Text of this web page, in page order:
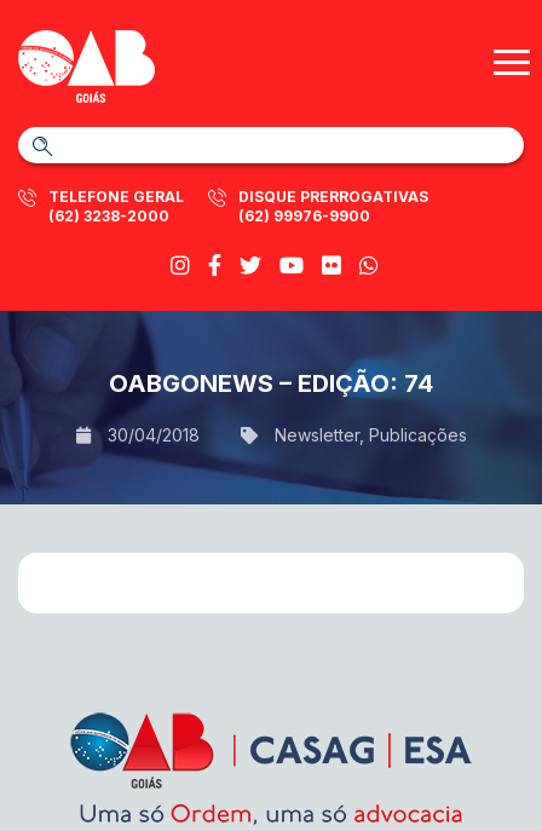
TELEFONE GERAL
(62) 3238-2000
DISQUE PRERROGATIVAS
(62) 99976-9900
OABGONEWS – EDIÇÃO: 74
30/04/2018 Newsletter, Publicações